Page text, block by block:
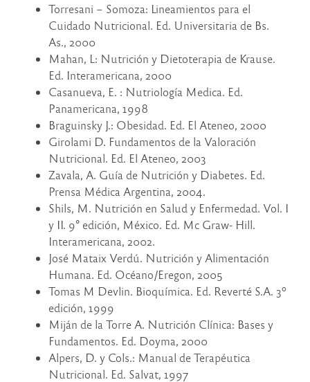
Torresani – Somoza: Lineamientos para el
Cuidado Nutricional. Ed. Universitaria de Bs.
As., 2000
Mahan, L: Nutrición y Dietoterapia de Krause.
Ed. Interamericana, 2000
Casanueva, E. : Nutriología Medica. Ed.
Panamericana, 1998
Braguinsky J.: Obesidad. Ed. El Ateneo, 2000
Girolami D. Fundamentos de la Valoración
Nutricional. Ed. El Ateneo, 2003
Zavala, A. Guía de Nutrición y Diabetes. Ed.
Prensa Médica Argentina, 2004.
Shils, M. Nutrición en Salud y Enfermedad. Vol. I
y II. 9° edición, México. Ed. Mc Graw- Hill.
Interamericana, 2002.
José Mataix Verdú. Nutrición y Alimentación
Humana. Ed. Océano/Eregon, 2005
Tomas M Devlin. Bioquímica. Ed. Reverté S.A. 3º
edición, 1999
Miján de la Torre A. Nutrición Clínica: Bases y
Fundamentos. Ed. Doyma, 2000
Alpers, D. y Cols.: Manual de Terapéutica
Nutricional. Ed. Salvat, 1997